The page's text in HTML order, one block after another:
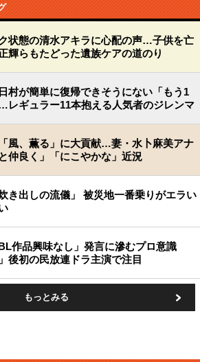
状態の清水アキラに心配の声…子供を亡
輝らもたどった遺族ケアの道のり
村が簡単に復帰できそうにない「もう1
レギュラー11本抱える人気者のジレンマ
風、薫る」に大貢献…妻・水卜麻美アナ
仲良く」「にこやかな」近況
き出しの流儀」 被災地一番乗りがエラい
作品興味なし」発言に滲むプロ意識
後初の民放連ドラ主演で注目
もっとみる